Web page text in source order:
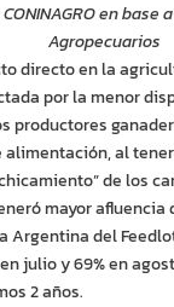
en base
Agropecuarios
directo en la
por la menor
productores
alimentación, al
de los
mayor afluencia
Argentina del
julio y 69% en
2 años.